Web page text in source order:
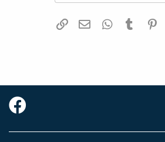
Reddit
Pinterest
Tumblr
WhatsAppדואר אלקטרוני